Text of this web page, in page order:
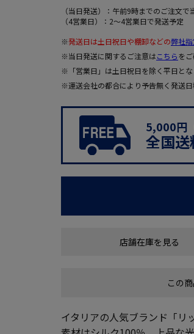
（当日発送）：午前9時までのご注文で
（4営業日）：2～4営業日で発送予定
※発送日は土日祝日や棚卸などの弊社
※当日発送に関するご注意はこちらをご
※「営業日」は土日祝日を除く平日とな
※運送会社の都合により予告無く発送日
5,000円
全国
店舗在庫を見る
この
イタリアの人気ブランド「リ